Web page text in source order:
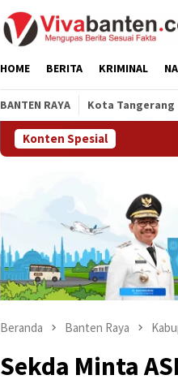
HOME BERITA KRIMINAL
BANTEN RAYA Kota Tangerang
Konten Spesial
Beranda Banten Raya
Sekda Minta